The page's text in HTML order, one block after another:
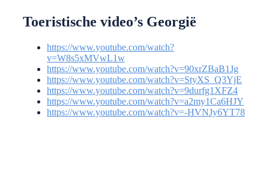
Toeristische video’s Georgië
https://www.youtube.com/watch?
v=W8s5xMVwL1w
https://www.youtube.com/watch?v=90xrZBaB1Jg
https://www.youtube.com/watch?v=StyXS_Q3YjE
https://www.youtube.com/watch?v=9durfg1XFZ4
https://www.youtube.com/watch?v=a2my1Ca6HJY
https://www.youtube.com/watch?v=-HVNJy6YT78